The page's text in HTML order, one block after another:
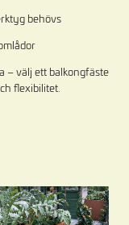
behövs
– välj ett balkongfäste
flexibilitet.